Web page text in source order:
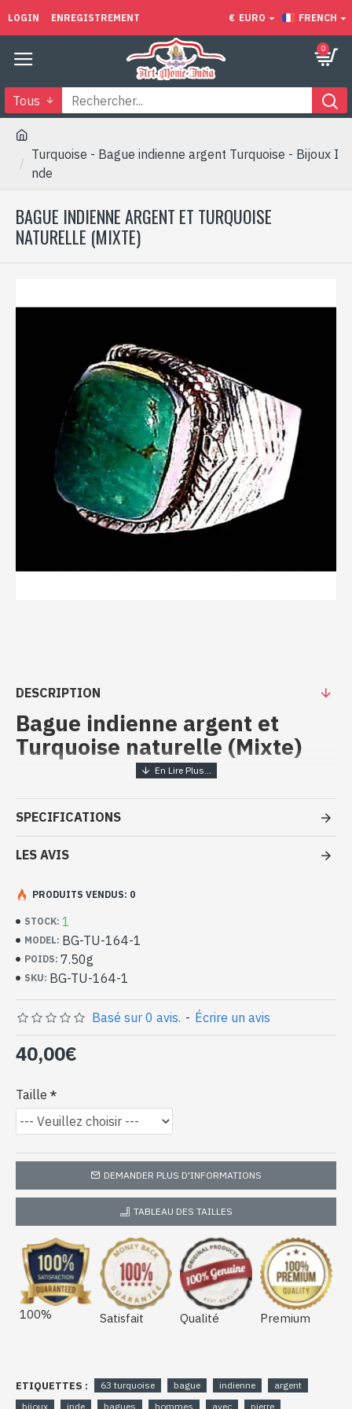
LOGIN ENREGISTREMENT € EURO FRENCH
0
Tous
Turquoise - Bague indienne argent Turquoise - Bijoux I
nde
BAGUE INDIENNE ARGENT ET TURQUOISE
NATURELLE (MIXTE)
DESCRIPTION
Bague indienne argent et
Turquoise naturelle (Mixte)
Bijoux inde artisanaux - Bague
argent massif et Turquoise
- Bague en argent véritable 925/1000
- Faite à la main à Jaipur ( INDE )
- Taille de la pierre : 14mm x 10mm approx
-Livrée avec un petit sac artisanal
Bague indienne argent et Turquoise
naturelle de forme rectangulaire (BG-
TU-164-1)
SPECIFICATIONS
LES AVIS
STOCK: 1
MODEL: BG-TU-164-1
POIDS: 7.50g
SKU: BG-TU-164-1
PRODUITS VENDUS: 0
Basé sur 0 avis. - Écrire un avis
40,00€
Taille
DEMANDER PLUS D'INFORMATIONS
TABLEAU DES TAILLES
100% Satisfait Qualité Premium
ETIQUETTES : 63 turquoise bague indienne
argent
bijoux
inde bagues hommes avec pierre